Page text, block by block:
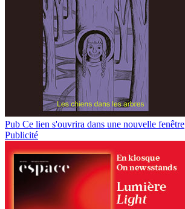
Pub Ce lien s'ouvrira dans une nouvelle fenêtre
Publicité